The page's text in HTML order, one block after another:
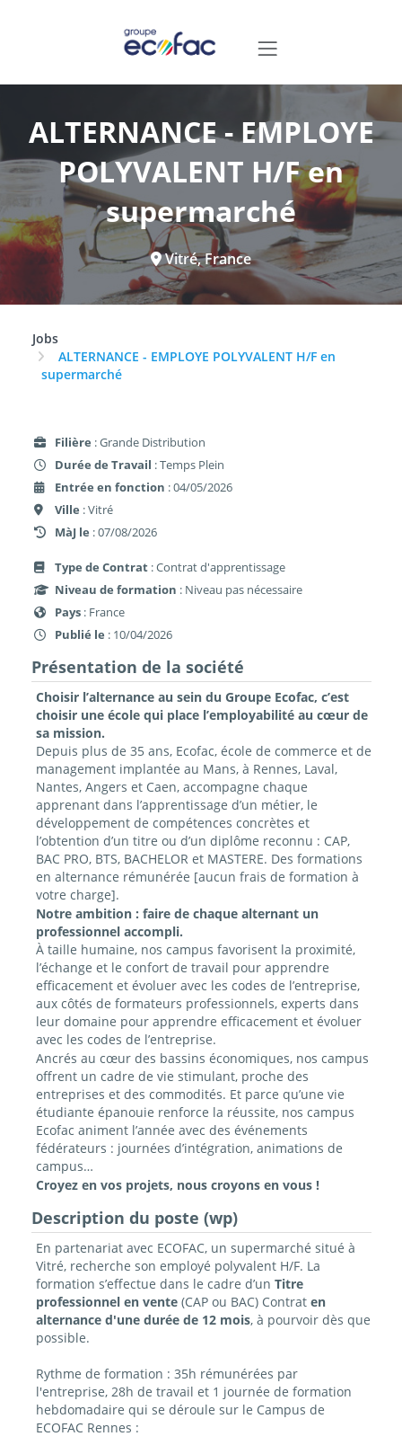
ALTERNANCE - EMPLOYE
POLYVALENT H/F en
supermarché
Vitré, France
Jobs
ALTERNANCE - EMPLOYE POLYVALENT H/F en
supermarché
Filière : Grande Distribution
Durée de Travail : Temps Plein
Entrée en fonction : 04/05/2026
Ville : Vitré
MàJ le : 07/08/2026
Type de Contrat : Contrat d'apprentissage
Niveau de formation : Niveau pas nécessaire
Pays : France
Publié le : 10/04/2026
Présentation de la société
Choisir l’alternance au sein du Groupe Ecofac, c’est
choisir une école qui place l’employabilité au cœur de
sa mission.
Depuis plus de 35 ans, Ecofac, école de commerce et de
management implantée au Mans, à Rennes, Laval,
Nantes, Angers et Caen, accompagne chaque
apprenant dans l’apprentissage d’un métier, le
développement de compétences concrètes et
l’obtention d’un titre ou d’un diplôme reconnu : CAP,
BAC PRO, BTS, BACHELOR et MASTERE. Des formations
en alternance rémunérée [aucun frais de formation à
votre charge].
Notre ambition : faire de chaque alternant un
professionnel accompli.
À taille humaine, nos campus favorisent la proximité,
l’échange et le confort de travail pour apprendre
efficacement et évoluer avec les codes de l’entreprise,
aux côtés de formateurs professionnels, experts dans
leur domaine pour apprendre efficacement et évoluer
avec les codes de l’entreprise.
Ancrés au cœur des bassins économiques, nos campus
offrent un cadre de vie stimulant, proche des
entreprises et des commodités. Et parce qu’une vie
étudiante épanouie renforce la réussite, nos campus
Ecofac animent l’année avec des événements
fédérateurs : journées d’intégration, animations de
campus…
Croyez en vos projets, nous croyons en vous !
Description du poste (wp)
En partenariat avec ECOFAC, un supermarché situé à
Vitré, recherche son employé polyvalent H/F. La
formation s’effectue dans le cadre d’un Titre
professionnel en vente(CAP ou BAC) Contrat en
alternance d'une durée de 12 mois, à pourvoir dès que
possible.
Rythme de formation : 35h rémunérées par
l'entreprise, 28h de travail et 1 journée de formation
hebdomadaire qui se déroule sur le Campus de
ECOFAC Rennes :